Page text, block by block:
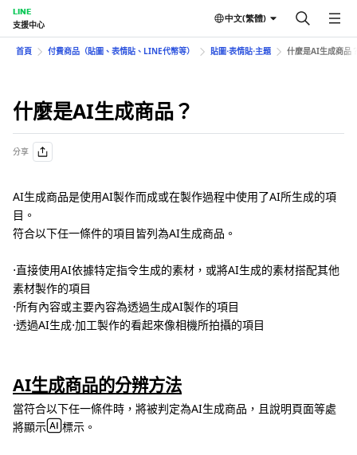
LINE
支援中心
中文(繁體)
首頁 付費商品（貼圖、表情貼、LINE代幣等） 貼圖⋅表情貼⋅主題 什麼是AI生成商品
什麼是AI生成商品？
分享
AI生成商品是使用AI製作而成或在製作過程中使用了AI所生成的項
目。
符合以下任一條件的項目皆列為AI生成商品。
⋅直接使用AI依據特定指令生成的素材，或將AI生成的素材搭配其他
素材製作的項目
⋅所有內容或主要內容為透過生成AI製作的項目
⋅透過AI生成⋅加工製作的看起來像相機所拍攝的項目
AI生成商品的分辨方法
當符合以下任一條件時，將被判定為AI生成商品，且說明頁面等處
將顯示
標示。